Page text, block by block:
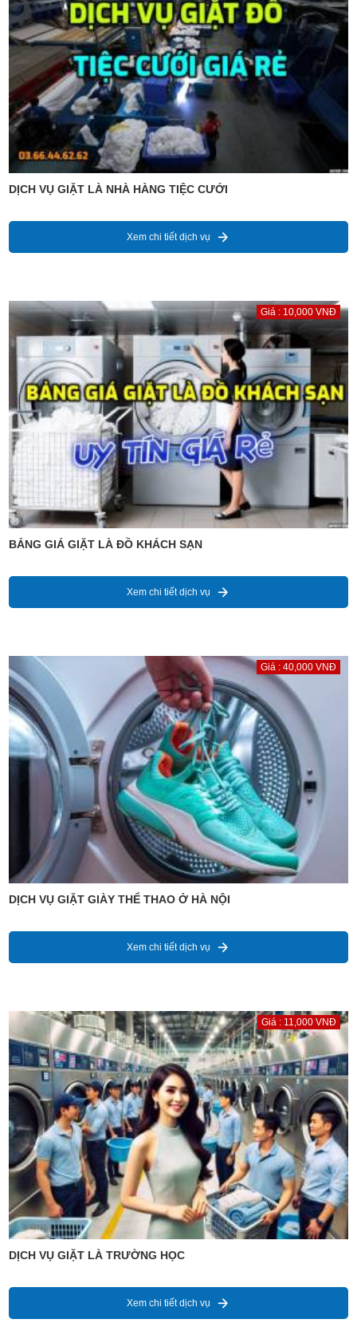
DỊCH VỤ GIẶT LÀ NHÀ HÀNG TIỆC CƯỚI
Xem chi tiết dịch vụ
Giá : 10,000 VNĐ
BẢNG GIÁ GIẶT LÀ ĐỒ KHÁCH SẠN
Xem chi tiết dịch vụ
Giá : 40,000 VNĐ
DỊCH VỤ GIẶT GIÀY THỂ THAO Ở HÀ NỘI
Xem chi tiết dịch vụ
Giá : 11,000 VNĐ
DỊCH VỤ GIẶT LÀ TRƯỜNG HỌC
Xem chi tiết dịch vụ